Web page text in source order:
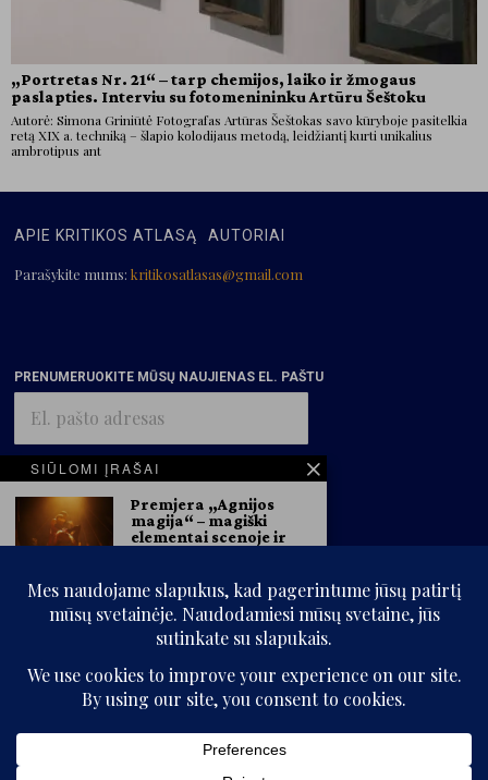
„Portretas Nr. 21“ – tarp chemijos, laiko ir žmogaus
paslapties. Interviu su fotomenininku Artūru Šeštoku
Autorė: Simona Griniūtė Fotografas Artūras Šeštokas savo kūryboje pasitelkia
retą XIX a. techniką – šlapio kolodijaus metodą, leidžiantį kurti unikalius
ambrotipus ant
APIE KRITIKOS ATLASĄ AUTORIAI
Parašykite mums:kritikosatlasas@gmail.com
PRENUMERUOKITE MŪSŲ NAUJIENAS EL. PAŠTU
pašto
adresas
PRENUMERUOTI
© „Kritikos atlasas“, 2025. Visos teisės saugomos.
draudžiama.
SIŪLOMI ĮRAŠAI
Premjera „Agnijos
magija“ – magiški
elementai scenoje ir
paroda
NKDT informacija
Nacionaliniame Kauno
dramos teatre gegužės 22 d.
Režisierius Naubertas
Jasinskas neria į
pasaulį
NKDT informacija Jaunosios